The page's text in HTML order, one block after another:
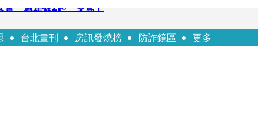
一週連破2起「雙駕」
神隊友」 邱以太、林亭莉熱血狂奔殺青淚崩
台北畫刊 房訊發燒榜 防詐鏡區 更多